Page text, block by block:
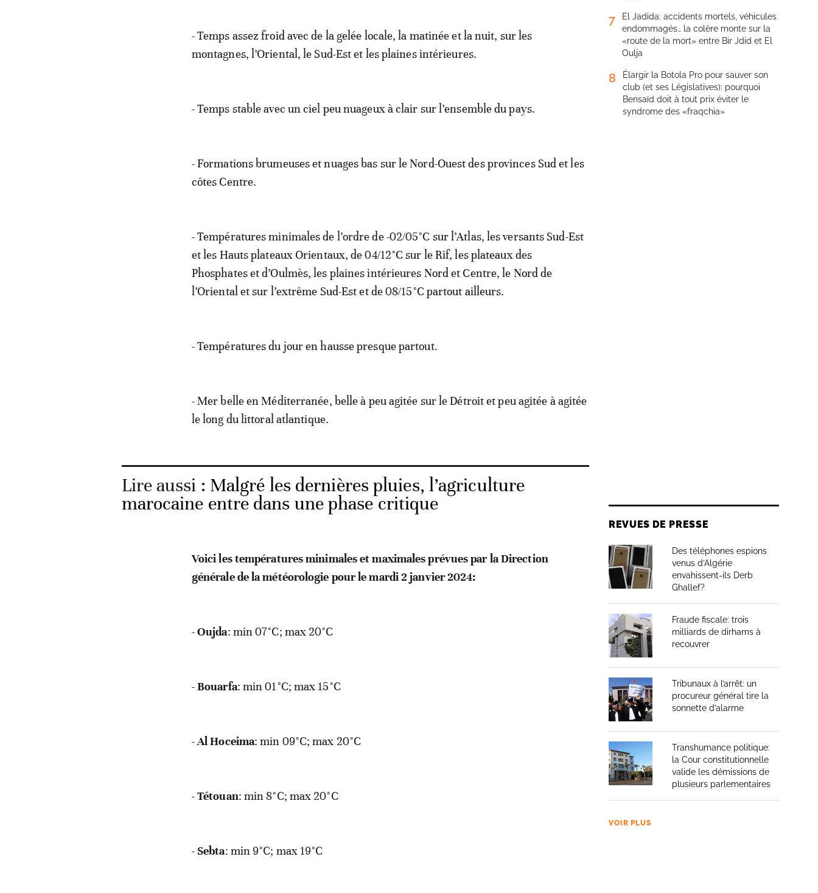
- Temps assez froid avec de la gelée locale, la matinée et la nuit, sur les
montagnes, l’Oriental, le Sud-Est et les plaines intérieures.
- Temps stable avec un ciel peu nuageux à clair sur l’ensemble du pays.
- Formations brumeuses et nuages bas sur le Nord-Ouest des provinces Sud et les
côtes Centre.
- Températures minimales de l’ordre de -02/05°C sur l’Atlas, les versants Sud-Est
et les Hauts plateaux Orientaux, de 04/12°C sur le Rif, les plateaux des
Phosphates et d’Oulmès, les plaines intérieures Nord et Centre, le Nord de
l’Oriental et sur l’extrême Sud-Est et de 08/15°C partout ailleurs.
- Températures du jour en hausse presque partout.
- Mer belle en Méditerranée, belle à peu agitée sur le Détroit et peu agitée à agitée
le long du littoral atlantique.
Lire aussi : Malgré les dernières pluies, l’agriculture
marocaine entre dans une phase critique
Voici les températures minimales et maximales prévues par la Direction
générale de la météorologie pour le mardi 2 janvier 2024:
-Oujda: min 07°C; max 20°C
-Bouarfa: min 01°C; max 15°C
-Al Hoceima: min 09°C; max 20°C
-Tétouan: min 8°C; max 20°C
- Sebta: min 9°C; max 19°C
7
El Jadida: accidents mortels, véhicules
endommagés… la colère monte sur la
«route de la mort» entre Bir Jdid et El
Oulja
8
Élargir la Botola Pro pour sauver son
club (et ses Législatives): pourquoi
Bensaïd doit à tout prix éviter le
syndrome des «fraqchia»
REVUES DE PRESSE
Des téléphones espions
venus d’Algérie
envahissent-ils Derb
Ghallef?
Fraude fiscale: trois
milliards de dirhams à
recouvrer
Tribunaux à l’arrêt: un
procureur général tire la
sonnette d’alarme
Transhumance politique:
la Cour constitutionnelle
valide les démissions de
plusieurs parlementaires
VOIR PLUS